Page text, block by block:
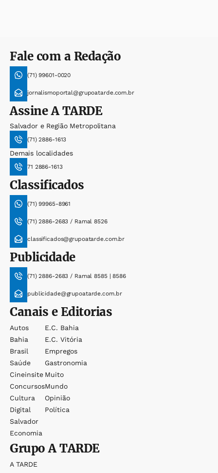
Fale com a Redação
(71) 99601-0020
jornalismoportal@grupoatarde.com.br
AssineA TARDE
Salvador e Região Metropolitana
(71) 2886-1613
Demais localidades
71 2886-1613
Classificados
(71) 99965-8961
(71) 2886-2683 / Ramal 8526
classificados@grupoatarde.com.br
Publicidade
(71) 2886-2683 / Ramal 8585 | 8586
publicidade@grupoatarde.com.br
Canais e Editorias
Autos
Bahia
Brasil
Saúde
Cineinsite
Concursos
Cultura
Digital
Salvador
Economia
E.c. Bahia
E.c. Vitória
Empregos
Gastronomia
Muito
Mundo
Opinião
Política
GrupoA TARDE
A TARDE